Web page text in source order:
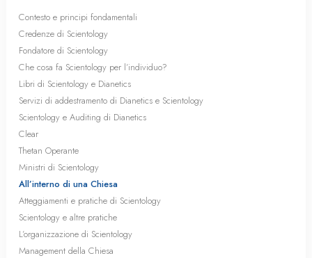
Contesto e principi fondamentali
Credenze di Scientology
Fondatore di Scientology
Che cosa fa Scientology per l’individuo?
Libri di Scientology e Dianetics
Servizi di addestramento di Dianetics e Scientology
Scientology e Auditing di Dianetics
Clear
Thetan Operante
Ministri di Scientology
All’interno di una Chiesa
Atteggiamenti e pratiche di Scientology
Scientology e altre pratiche
L’organizzazione di Scientology
Management della Chiesa